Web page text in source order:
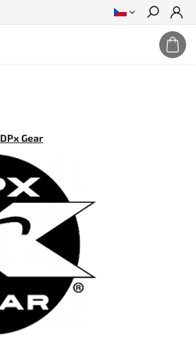
Hledat
DPx Gear